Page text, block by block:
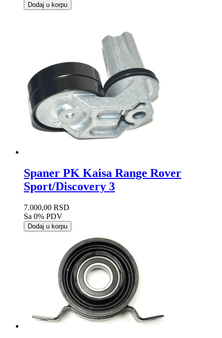
Dodaj u korpu
Spaner PK Kaisa Range Rover
Sport/Discovery 3
7.000,00 RSD
Sa 0% PDV
Dodaj u korpu